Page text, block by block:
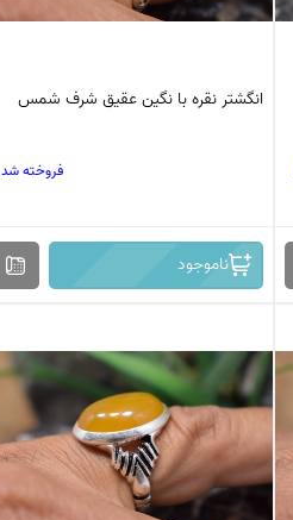
انگشتر نقره با نگین عقیق شرف شمس
فروخته شد
ناموجود